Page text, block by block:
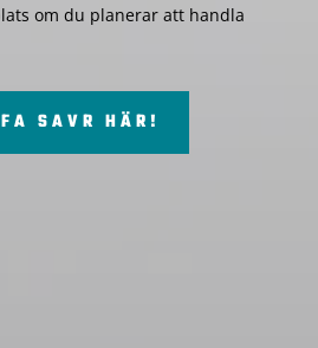
om du planerar att handla
SAVR HÄR!